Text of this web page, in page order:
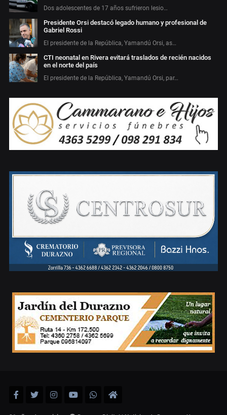
Dos adolescentes de 17 años sufrieron lesio…
Presidente Orsi destacó legado humano y profesional de
Gabriel Rossi
El presidente de la República, Yamandú Orsi, as…
CTI neonatal en Rivera evitará traslados de recién nacidos
en el norte del país
El presidente de la República, Yamandú Orsi, par…